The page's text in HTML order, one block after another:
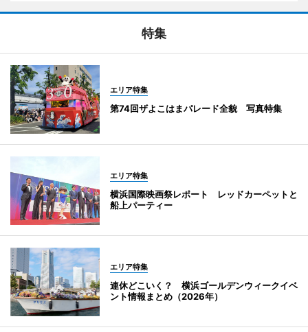
特集
エリア特集
第74回ザよこはまパレード全貌 写真特集
エリア特集
横浜国際映画祭レポート レッドカーペットと
船上パーティー
エリア特集
連休どこいく？ 横浜ゴールデンウィークイベ
ント情報まとめ（2026年）